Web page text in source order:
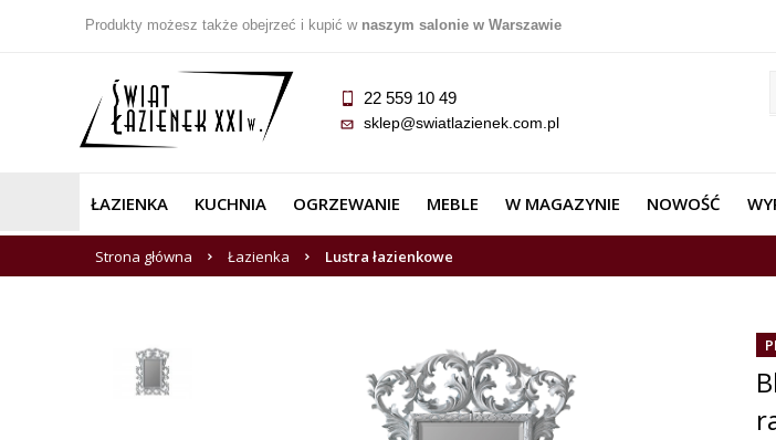
Produkty możesz także obejrzeć i kupić w naszym salonie w Warszawie
22 559 10 49
sklep@swiatlazienek.com.pl
ŁAZIENKA KUCHNIA OGRZEWANIE MEBLE W MAGAZYNIE NOWOŚĆ
Strona główna Łazienka Lustra łazienkowe